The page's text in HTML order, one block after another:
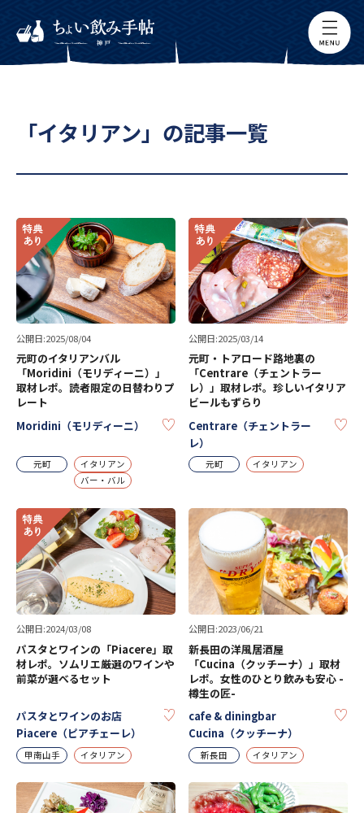
「イタリアン」の記事一覧
公開日:2025/08/04
元町のイタリアンバル
「Moridini（モリディーニ）」
取材レポ。読者限定の日替わりプ
レート
Moridini（モリディーニ）
KEEP
元町
イタリアン
バー・バル
公開日:2025/03/14
元町・トアロード路地裏の
「Centrare（チェントラー
レ）」取材レポ。珍しいイタリア
ビールもずらり
Centrare（チェントラー
レ）
元町 イタリアン
公開日:2024/03/08
パスタとワインの「Piacere」取
材レポ。ソムリエ厳選のワインや
前菜が選べるセット
パスタとワインのお店
Piacere（ピアチェーレ）
KEEP
甲南山手 イタリアン
公開日:2023/06/21
新長田の洋風居酒屋
「Cucina（クッチーナ）」取材
レポ。女性のひとり飲みも安心 -
樽生の匠-
cafe & diningbar
Cucina（クッチーナ）
新長田 イタリアン